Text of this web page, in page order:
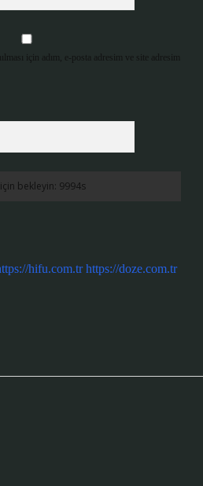
için adım, e-posta adresim ve site adresim
hifu.com.tr https://doze.com.tr